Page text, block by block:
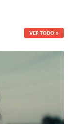
VER TODO